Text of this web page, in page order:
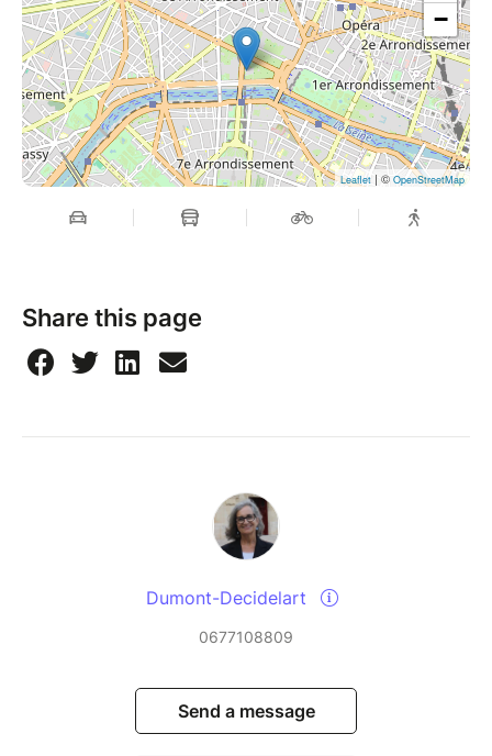
−
Leaflet | © OpenStreetMap
Share this page
Dumont-Decidelart
0677108809
Send a message